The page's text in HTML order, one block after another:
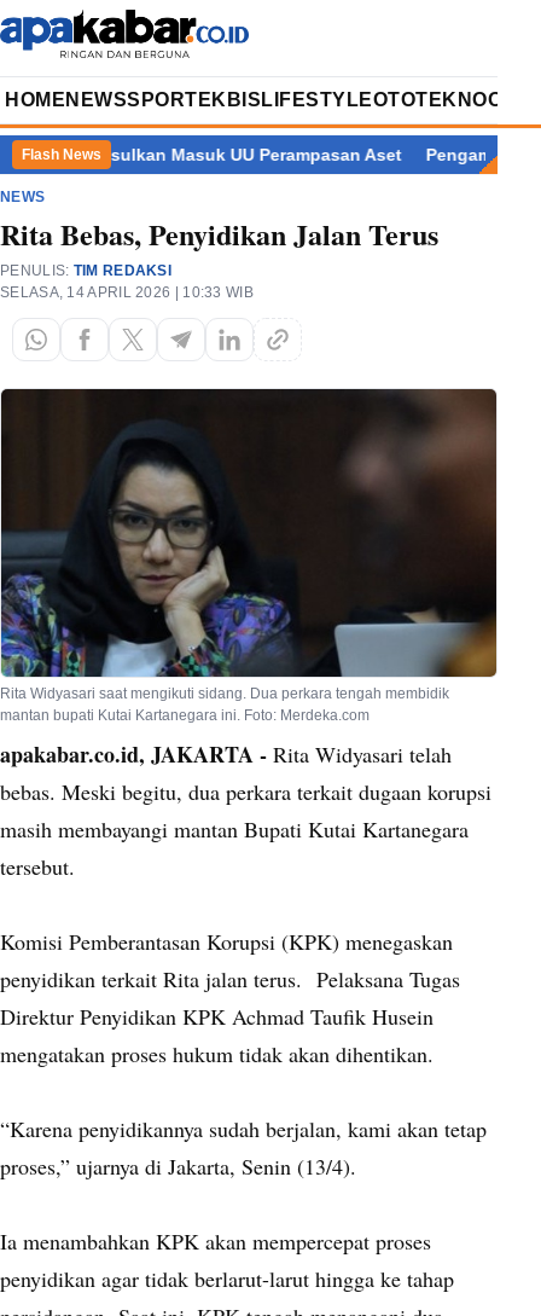
HOME NEWSSPORT EKBIS LIFESTYLEOTOTEKNOOPINI
Flash News
Diusulkan Masuk UU Perampasan Aset Pengamanan
NEWS
Rita Bebas, Penyidikan Jalan Terus
PENULIS: TIM REDAKSI
SELASA, 14 APRIL 2026 | 10:33 WIB
Rita Widyasari saat mengikuti sidang. Dua perkara tengah membidik
mantan bupati Kutai Kartanegara ini. Foto: Merdeka.com
apakabar.co.id, JAKARTA - Rita Widyasari telah
bebas. Meski begitu, dua perkara terkait dugaan korupsi
masih membayangi mantan Bupati Kutai Kartanegara
tersebut.
Komisi Pemberantasan Korupsi (KPK) menegaskan
penyidikan terkait Rita jalan terus. Pelaksana Tugas
Direktur Penyidikan KPK Achmad Taufik Husein
mengatakan proses hukum tidak akan dihentikan.
“Karena penyidikannya sudah berjalan, kami akan tetap
proses,” ujarnya di Jakarta, Senin (13/4).
Ia menambahkan KPK akan mempercepat proses
penyidikan agar tidak berlarut-larut hingga ke tahap